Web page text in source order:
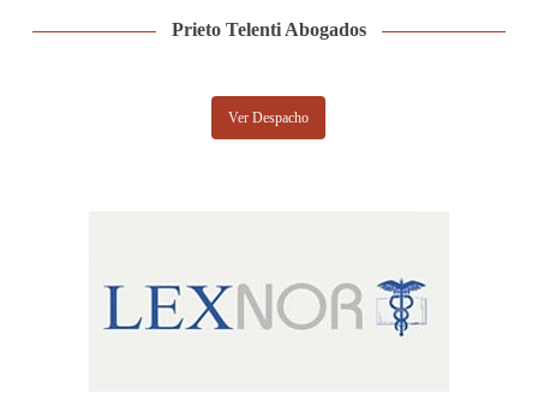
Prieto Telenti Abogados
Ver Despacho